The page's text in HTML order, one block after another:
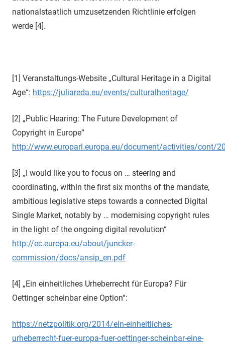
nationalstaatlich umzusetzenden Richtlinie erfolgen
werde [4].
[1] Veranstaltungs-Website „Cultural Heritage in a Digital
Age“: https://juliareda.eu/events/culturalheritage/
[2] „Public Hearing: The Future Development of
Copyright in Europe“
http://www.europarl.europa.eu/document/activities/cont/
[3] „I would like you to focus on … steering and
coordinating, within the first six months of the mandate,
ambitious legislative steps towards a connected Digital
Single Market, notably by … modernising copyright rules
in the light of the ongoing digital revolution“
http://ec.europa.eu/about/juncker-
commission/docs/ansip_en.pdf
[4] „Ein einheitliches Urheberrecht für Europa? Für
Oettinger scheinbar eine Option“:
https://netzpolitik.org/2014/ein-einheitliches-
urheberrecht-fuer-europa-fuer-oettinger-scheinbar-eine-